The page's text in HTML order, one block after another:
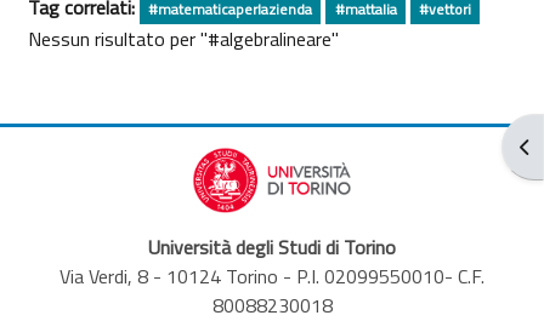
Tag correlati: #matematicaperlazienda #mattalia #vettori
Nessun risultato per "#algebralineare"
Università degli Studi di Torino
Via Verdi, 8 - 10124 Torino - P.I. 02099550010- C.F.
80088230018